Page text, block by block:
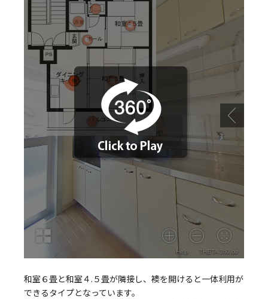
和室６畳と和室４.５畳が隣接し、襖を開けると一体利用が
できるタイプとなっています。